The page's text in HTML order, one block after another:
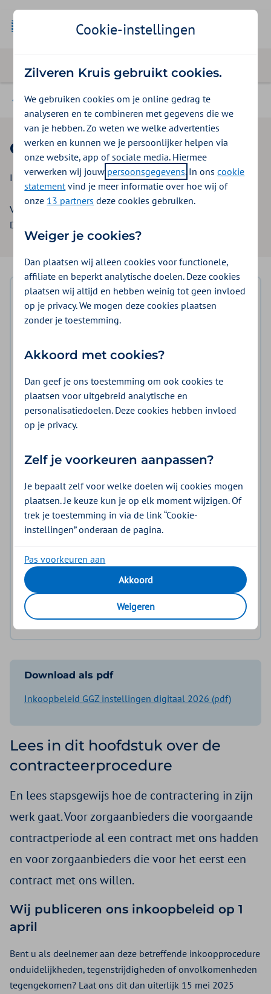
Beleid & contract GGZ instellingen
Contracteerprocedure
Inkoopbeleid GGZ instellingen digitaal 2026
Versie: 3.0
Datum: 6 november 2025
Inhoudsopgave
Over versie 3.0 en 2.0
Voorwaarden overeenkomst
Tarieven en volume
Planning en termijnen
Naleving en controle
Bijlage 1: Inkoopvoorwaarden curatieve GGZ
Bijlage 2: Prestaties die we niet of onder
voorwaarden inkopen
Download als pdf
Inkoopbeleid GGZ instellingen digitaal 2026 (pdf)
Lees in dit hoofdstuk over de
contracteerprocedure
En lees stapsgewijs hoe de contractering in zijn
werk gaat. Voor zorgaanbieders die voorgaande
contractperiode al een contract met ons hadden
en voor zorgaanbieders die voor het eerst een
contract met ons willen.
Wij publiceren ons inkoopbeleid op 1
april
Bent u als deelnemer aan deze betreffende inkoopprocedure
onduidelijkheden, tegenstrijdigheden of onvolkomenheden
tegengekomen? Laat ons dit dan uiterlijk 15 mei 2025
Cookie-instellingen
Zilveren Kruis gebruikt cookies.
We gebruiken cookies om je online gedrag te
analyseren en te combineren met gegevens die we
van je hebben. Zo weten we welke advertenties
werken en kunnen we je persoonlijker helpen via
onze website, app of sociale media. Hiermee
verwerken wij jouw persoonsgegevens. In onscookie
statementvind je meer informatie over hoe wij of
onze 13 partners deze cookies gebruiken.
Weiger je cookies?
Dan plaatsen wij alleen cookies voor functionele,
affiliate en beperkt analytische doelen. Deze cookies
plaatsen wij altijd en hebben weinig tot geen invloed
op je privacy. We mogen deze cookies plaatsen
zonder je toestemming.
Akkoord met cookies?
Dan geef je ons toestemming om ook cookies te
plaatsen voor uitgebreid analytische en
personalisatiedoelen. Deze cookies hebben invloed
op je privacy.
Zelf je voorkeuren aanpassen?
Je bepaalt zelf voor welke doelen wij cookies mogen
plaatsen. Je keuze kun je op elk moment wijzigen. Of
trek je toestemming in via de link “Cookie-
instellingen” onderaan de pagina.
Pas voorkeuren aan
Akkoord
Weigeren